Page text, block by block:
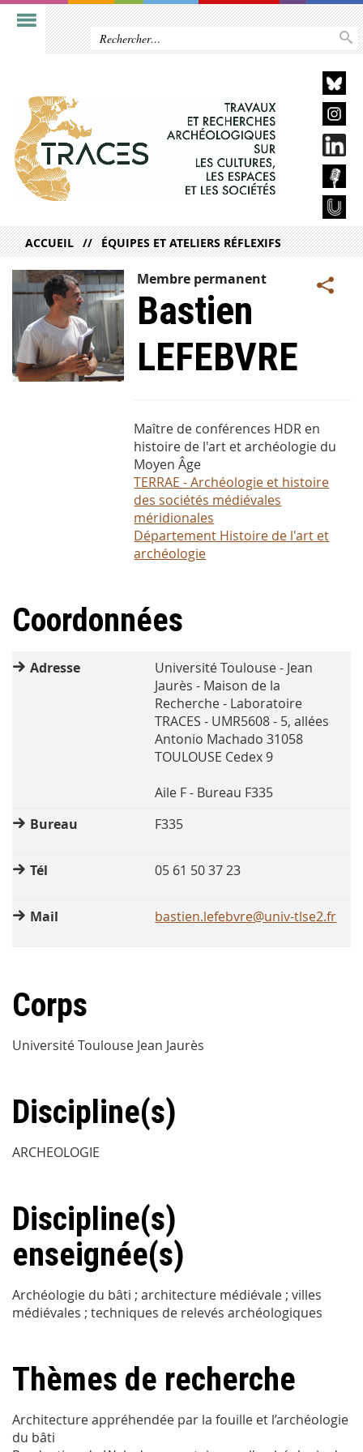
ACCUEIL ÉQUIPES ET ATELIERS RÉFLEXIFS
Membre permanent
Bastien
LEFEBVRE
Maître de conférences HDR en
histoire de l'art et archéologie du
Moyen Âge
TERRAE - Archéologie et histoire
des sociétés médiévales
méridionales
Département Histoire de l'art et
archéologie
Coordonnées
Adresse
Université Toulouse - Jean
Jaurès - Maison de la
Recherche - Laboratoire
TRACES - UMR5608 - 5, allées
Antonio Machado 31058
TOULOUSE Cedex 9
Aile F - Bureau F335
Bureau
F335
Tél 05 61 50 37 23
Mail bastien.lefebvre@univ-tlse2.fr
Corps
Université Toulouse Jean Jaurès
Discipline(s)
ARCHEOLOGIE
Discipline(s)
enseignée(s)
Archéologie du bâti ; architecture médiévale ; villes
médiévales ; techniques de relevés archéologiques
Thèmes de recherche
Architecture appréhendée par la fouille et l’archéologie
du bâti